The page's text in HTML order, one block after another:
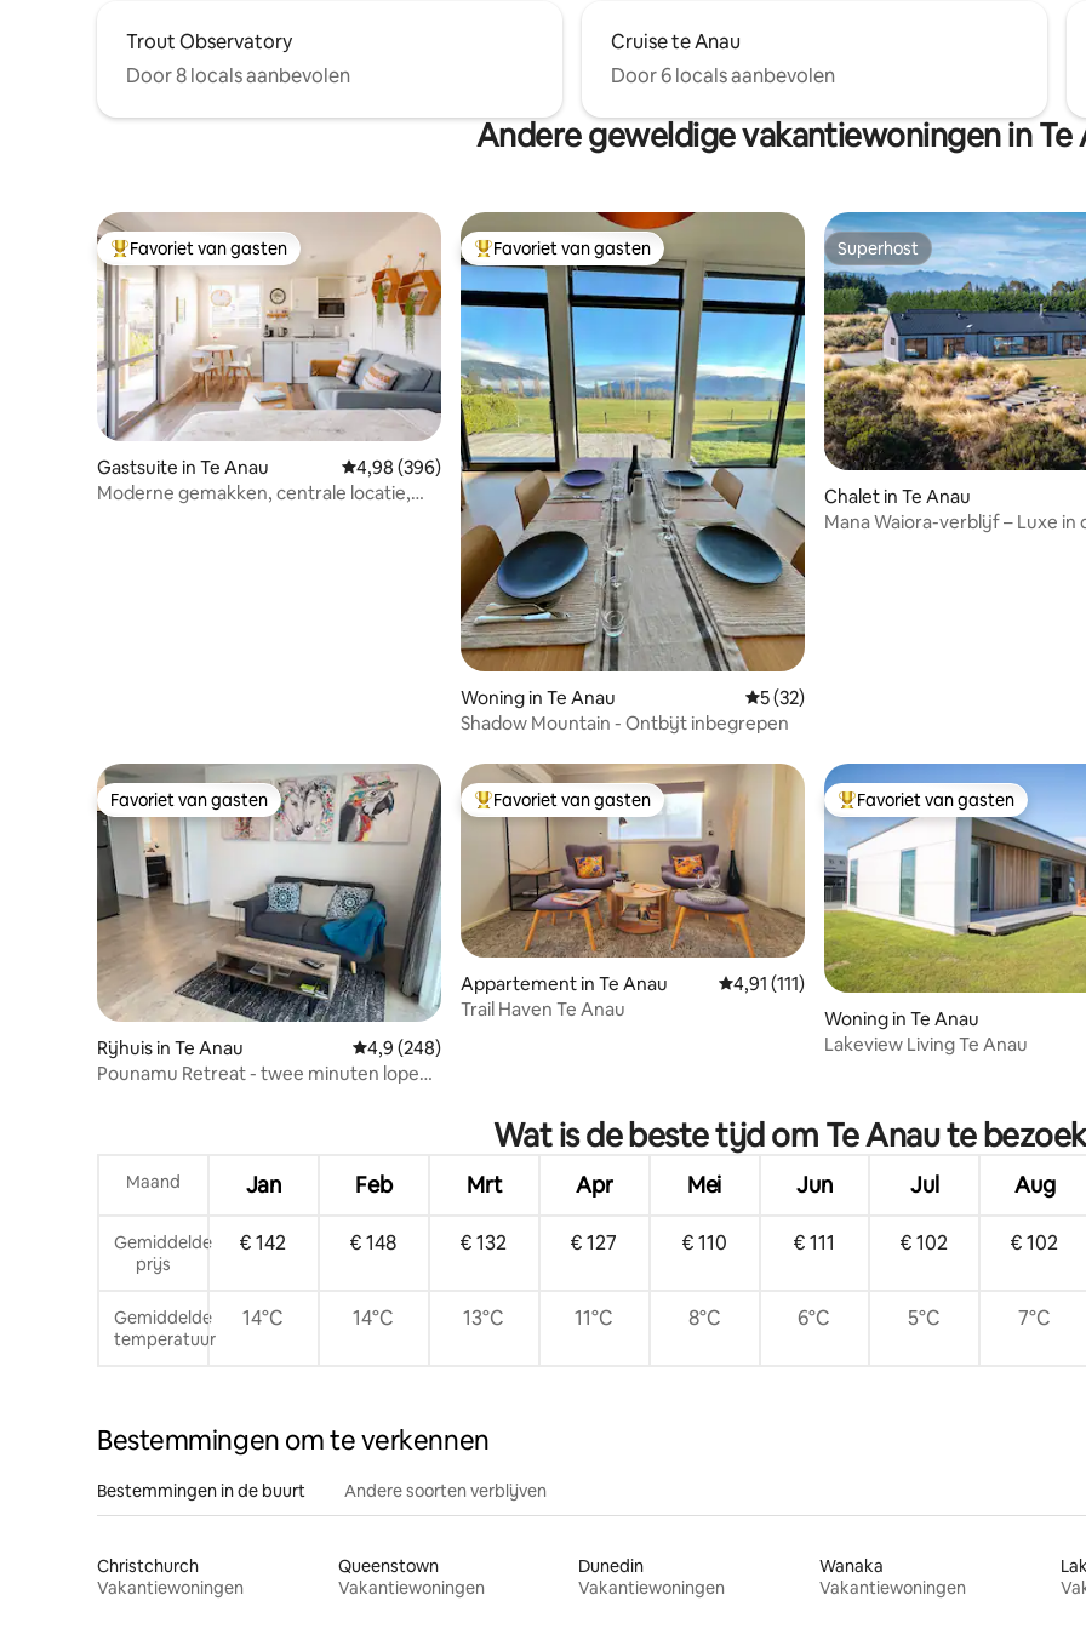
Trout Observatory
Door 8 locals aanbevolen
Cruise te Anau
Door 6 locals aanbevolen
Andere geweldige vakantiewoningen in Te
Topfavoriet van gasten
Favoriet van gasten
Gastsuite in Te Anau Gemiddelde beoordeling van 4,98 op 5, 396 recensies
4,98 (396)
Moderne gemakken, centrale locatie,
Topfavoriet van gasten
Favoriet van gasten
Woning in Te Anau Gemiddelde beoordeling van 5 op 5, 32
5 (32)
Shadow Mountain - Ontbijt inbegrepen
Superhost
Superhost
Chalet in Te Anau
Mana Waiora-verblijf – Luxe in
Favoriet van gasten
Favoriet van gasten
Rijhuis in Te Anau Gemiddelde beoordeling van 4,9 op 5, 248 recensies
4,9 (248)
Pounamu Retreat - twee minuten lopen
Topfavoriet van gasten
Favoriet van gasten
Appartement in Te Anau Gemiddelde beoordeling van 4,91 op 5, 111
4,91 (111)
Trail Haven Te Anau
Topfavoriet van gasten
Favoriet van gasten
Woning in Te Anau
Lakeview Living Te Anau
Wat is de beste tijd om Te Anau te
Maand Jan Feb Mrt Apr Mei Jun Jul Aug
Gemiddelde
prijs
€ 142 € 148 € 132 € 127 € 110 € 111 € 102 € 102
Gemiddelde
temperatuur
14°C 14°C 13°C 11°C 8°C 6°C 5°C 7°C
Bestemmingen om te verkennen
Bestemmingen in de buurt Andere soorten verblijven
Christchurch
Vakantiewoningen
Queenstown
Vakantiewoningen
Dunedin
Vakantiewoningen
Wanaka
Vakantiewoningen